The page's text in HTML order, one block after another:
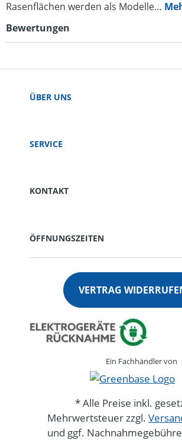
Rasenflächen werden als Modelle…
Bewertungen
ÜBER UNS
SERVICE
KONTAKT
ÖFFNUNGSZEITEN
VERTRAG
Ein Fachhändler von
* Alle Preise inkl.
Mehrwertsteuer zzgl.
und ggf.